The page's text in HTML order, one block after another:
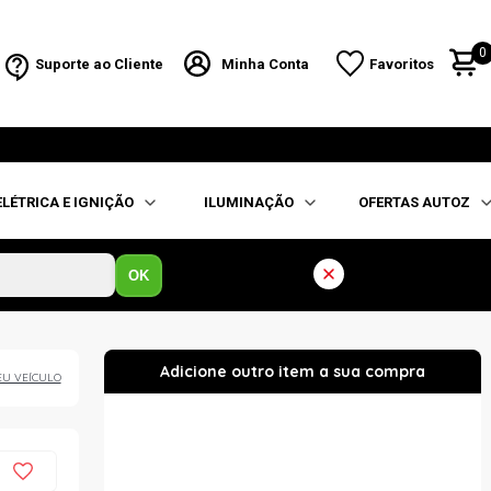
Suporte ao Cliente Minha Conta Favoritos
0
E IGNIÇÃO ILUMINAÇÃO OFERTAS AUTOZ
OK
VEÍCULO